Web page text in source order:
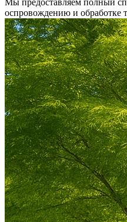
оспровождению и обработке